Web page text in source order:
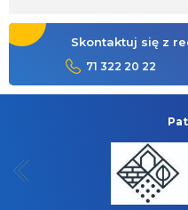
Skontaktuj się z
71 322 20 22